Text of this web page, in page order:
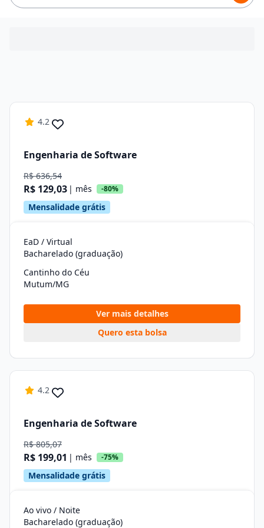
4.2
Engenharia de Software
R$ 636,54
R$ 129,03 | mês -80%
Mensalidade grátis
EaD / Virtual
Bacharelado (graduação)
Cantinho do Céu
Mutum/MG
Ver mais detalhes
Quero esta bolsa
4.2
Engenharia de Software
R$ 805,07
R$ 199,01 | mês -75%
Mensalidade grátis
Ao vivo / Noite
Bacharelado (graduação)